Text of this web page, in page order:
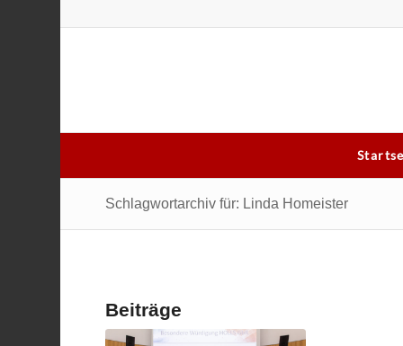
Schlagwortarchiv für: Linda Homeister
Beiträge